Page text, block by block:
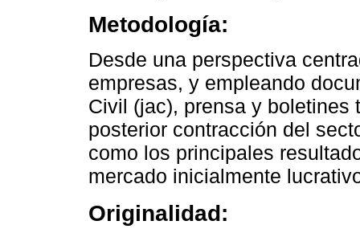
Metodología:
Desde una perspectiva
empresas, y empleando
Civil (jac), prensa y
posterior contracción del
como los principales
mercado inicialmente
Originalidad: